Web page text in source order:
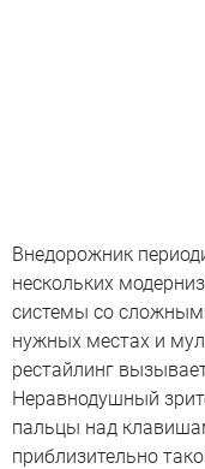
Внедорожник
нескольких
системы со
нужных местах и
рестайлинг
Неравнодушный
пальцы над
приблизительно